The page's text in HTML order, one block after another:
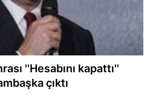
''Hesabını kapattı''
çıktı